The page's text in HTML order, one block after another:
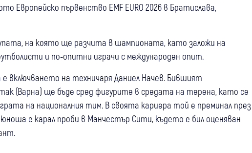
Европейско първенство EMF EURO 2026 в Братислава,
на която ще разчита в шампионата, като заложи на
и по-опитни играчи с международен опит.
включването на техничаря Даниел Начев. Бившият
(Варна) ще бъде сред фигурите в средата на терена, като се
на националния тим. В своята кариера той е преминал през
е карал проби в Манчестър Сити, където е бил оценяван